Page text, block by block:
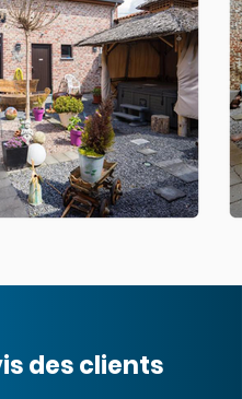
des clients